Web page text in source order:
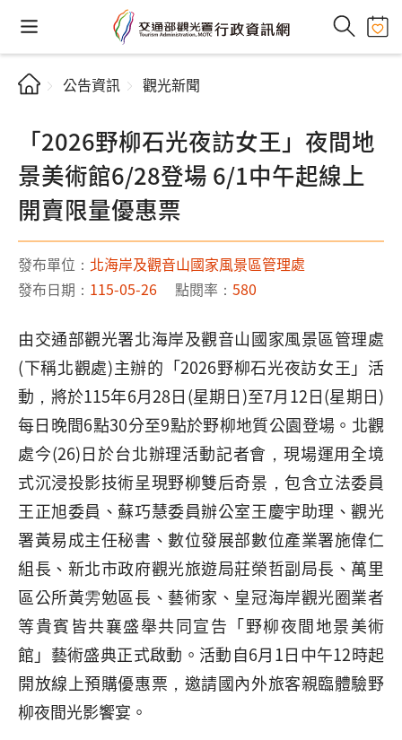
公告資訊 觀光新聞
「2026野柳石光夜訪女王」夜間地
景美術館6/28登場 6/1中午起線上
開賣限量優惠票
發布單位： 北海岸及觀音山國家風景區管理處
發布日期： 115-05-26 點閱率： 580
由交通部觀光署北海岸及觀音山國家風景區管理處
(下稱北觀處)主辦的「2026野柳石光夜訪女王」活
動，將於115年6月28日(星期日)至7月12日(星期日)
每日晚間6點30分至9點於野柳地質公園登場。北觀
處今(26)日於台北辦理活動記者會，現場運用全境
式沉浸投影技術呈現野柳雙后奇景，包含立法委員
王正旭委員、蘇巧慧委員辦公室王慶宇助理、觀光
署黃易成主任秘書、數位發展部數位產業署施偉仁
組長、新北市政府觀光旅遊局莊榮哲副局長、萬里
區公所黃雱勉區長、藝術家、皇冠海岸觀光圈業者
等貴賓皆共襄盛舉共同宣告「野柳夜間地景美術
館」藝術盛典正式啟動。活動自6月1日中午12時起
開放線上預購優惠票，邀請國內外旅客親臨體驗野
柳夜間光影饗宴。